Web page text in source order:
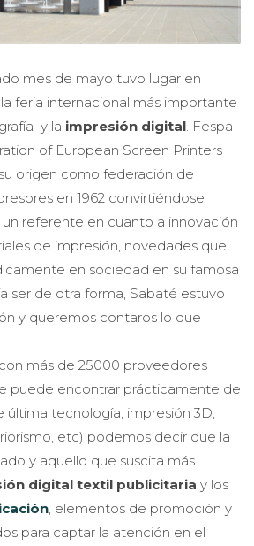
mes de mayo tuvo lugar en
, la feria internacional más importante
y la impresión digital . Fespa
of European Screen Printers
origen como federación de
en 1962 convirtiéndose
referente en cuanto a innovación
de impresión, novedades que
en sociedad en su famosa
ser de otra forma, Sabaté estuvo
y queremos contaros lo que
más de 25000 proveedores
puede encontrar prácticamente de
tecnología, impresión 3D,
etc) podemos decir que la
y aquello que suscita más
digital textil publicitaria y los
, elementos de promoción y
para captar la atención en el